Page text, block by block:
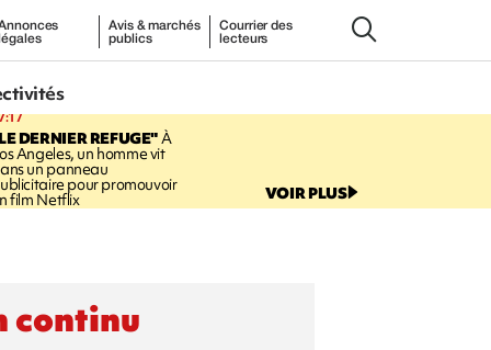
légales
Avis & marchés
publics
Courrier des
lecteurs
DERNIER REFUGE" À
Angeles, un homme vit
un panneau
pour promouvoir
film Netflix VOIR PLUS
continu